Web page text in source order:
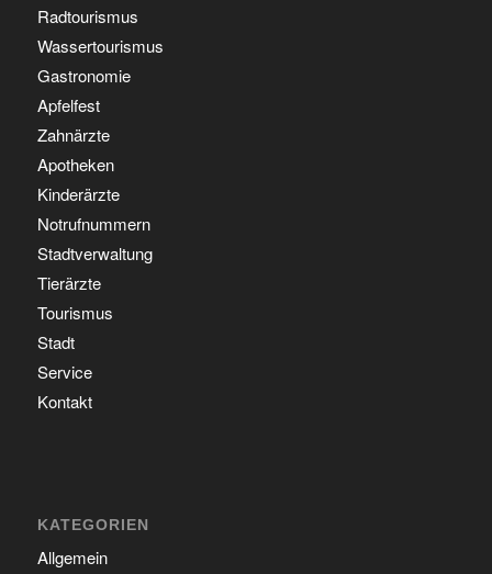
Radtourismus
Wassertourismus
Gastronomie
Apfelfest
Zahnärzte
Apotheken
Kinderärzte
Notrufnummern
Stadtverwaltung
Tierärzte
Tourismus
Stadt
Service
Kontakt
KATEGORIEN
Allgemein